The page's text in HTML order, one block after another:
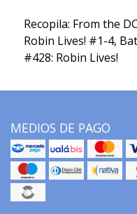
Recopila: From the
Robin Lives! #1-4,
#428: Robin Lives!
MEDIOS DE PAGO